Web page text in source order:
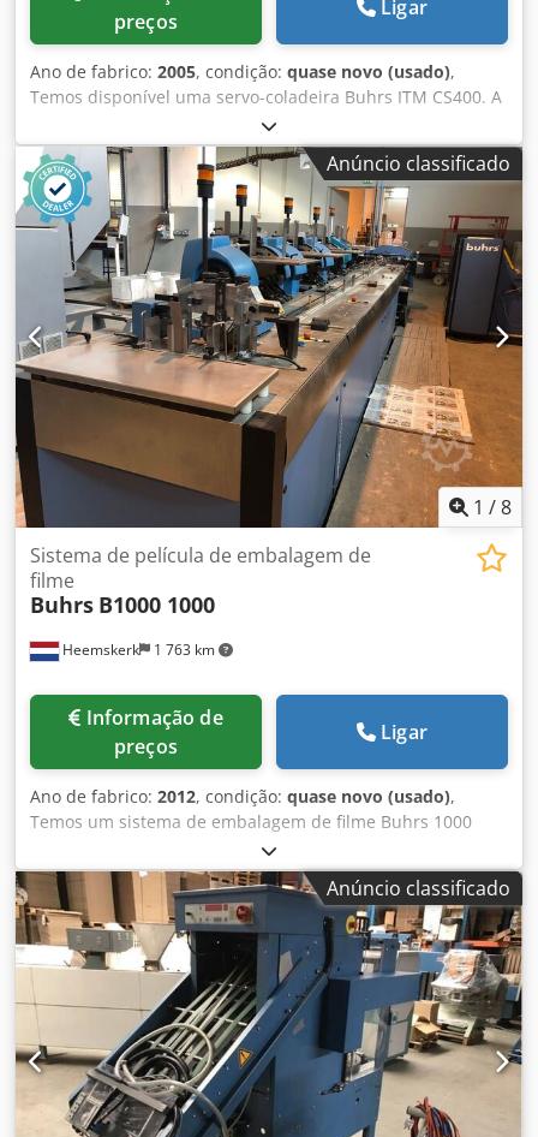
preços
Ligar
Ano de fabrico: 2005, condição: quase novo (usado),
Temos disponível uma servo-coladeira Buhrs ITM CS400. A
sua máquina é demasiado pequena? Com esta linha tem 6
alimentadores extra! Ano de construção 2005 e pouco
utilizada. No entanto, vendemos esta coladeira após
manutenção completa e podemos equipá-la com
alimentadores. Estão disponíveis alimentadores rotativos e
de fricção. Dkodpfx Aomuzuaefwjr
Anúncio classificado
1 /8
Heemskerk 1 763 km
Sistema de película de embalagem de
filme
Buhrs B1000 1000
preços
Ligar
Ano de fabrico: 2012, condição: quase novo (usado),
Temos um sistema de embalagem de filme Buhrs 1000
disponível. Ano de fabricação 2013. Você também pode
converter esta máquina opcionalmente para embalagens
de papel no fabricante Buhrs. Mais tarde, a máquina está
equipada com 2 alimentadores de rotação e base.
INFORMAÇÃO DO SISTEMA Sistema: Buhrs Tipo de
máquina: Buhrs 1000 sistema de enrolamento de filme
(máx.13.000 c/h) Ano de fabrico: 2013 Dedpfjhid Adox
Afwokr CONFIGURAÇÃO 1 Buhrs 1000 alimentador
principal, tipo alimentador de empurrar 1 Buhrs 1000
estação base master 4 Buhrs 1000 alimentador rotativo 1
módulo Buhrs 1000 para embalagem de filme com barra
de selagem de dupla acção, máx. 13.000
Anúncio classificado